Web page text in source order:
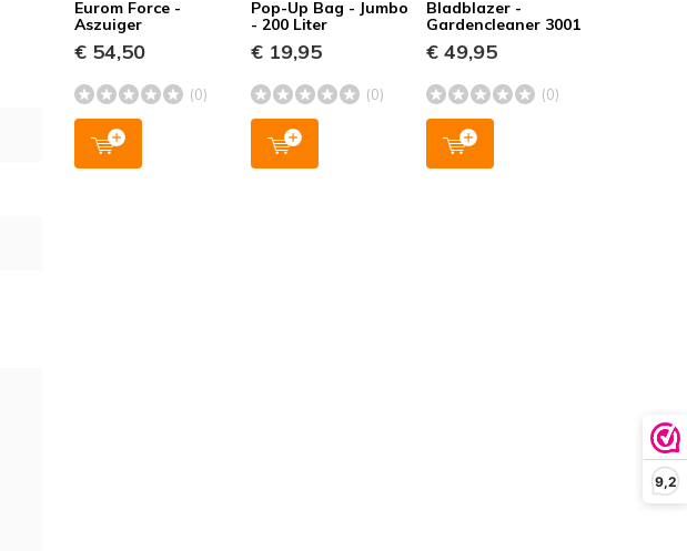
9,2
Eurom Force -
Aszuiger
€ 54,50
(0)
Pop-Up Bag - Jumbo
- 200 Liter
€ 19,95
(0)
Bladblazer -
Gardencleaner 3001
€ 49,95
(0)